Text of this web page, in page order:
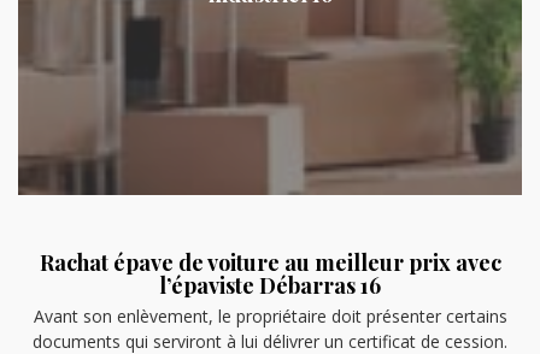
Rachat épave de voiture au meilleur prix avec
l’épaviste Débarras 16
Avant son enlèvement, le propriétaire doit présenter certains
documents qui serviront à lui délivrer un certificat de cession.